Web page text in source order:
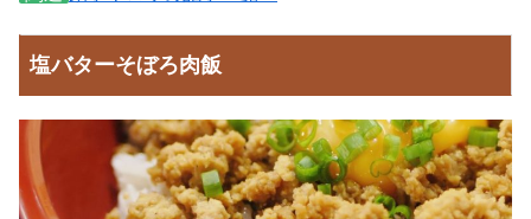
塩バターそぼろ肉飯